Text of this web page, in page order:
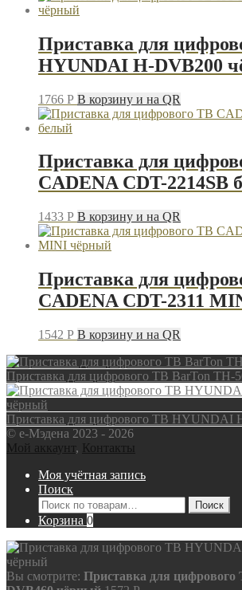
DVB460
Приставка для
HYUNDAI H-DVB200
1766 P В корзину и на QR
Приставка для
CADENA CDT-2214SB
1433 P В корзину и на QR
Приставка для
CADENA CDT-2311
1542 P В корзину и на QR
Приставка для цифрового ТВ BarTon TH-
Приставка для цифрового ТВ HYUNDAI
© e-Мэдена 2023 - 2026
Мой аккаунт, Контакты
Моя учётная запись
Поиск
Искать:
Поиск
Корзина 0
Вы смотрите: Приставка для